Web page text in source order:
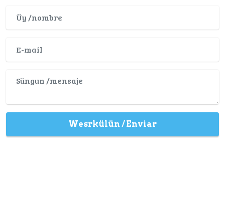
Wesrkülün / Enviar